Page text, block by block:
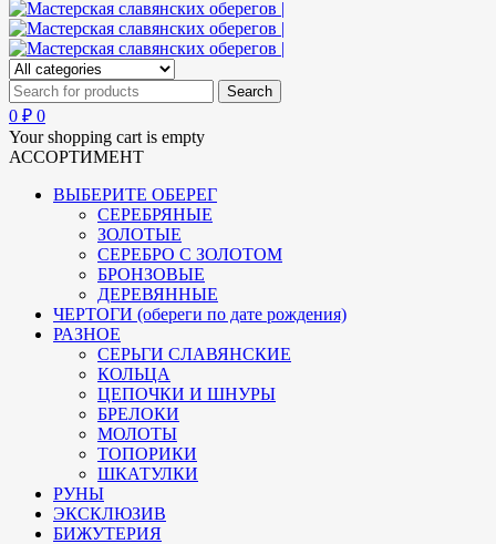
0 ₽ 0
Your shopping cart is empty
АССОРТИМЕНТ
ВЫБЕРИТЕ ОБЕРЕГ
СЕРЕБРЯНЫЕ
ЗОЛОТЫЕ
СЕРЕБРО С ЗОЛОТОМ
БРОНЗОВЫЕ
ДЕРЕВЯННЫЕ
ЧЕРТОГИ (обереги по дате рождения)
РАЗНОЕ
СЕРЬГИ СЛАВЯНСКИЕ
КОЛЬЦА
ЦЕПОЧКИ И ШНУРЫ
БРЕЛОКИ
МОЛОТЫ
ТОПОРИКИ
ШКАТУЛКИ
РУНЫ
ЭКСКЛЮЗИВ
БИЖУТЕРИЯ